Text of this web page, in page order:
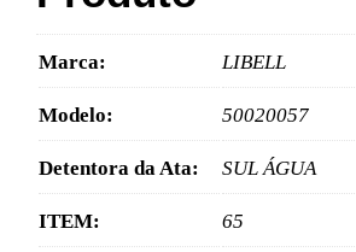
Marca: LIBELL
Modelo: 50020057
Detentora da Ata: SUL ÁGUA
ITEM:
65